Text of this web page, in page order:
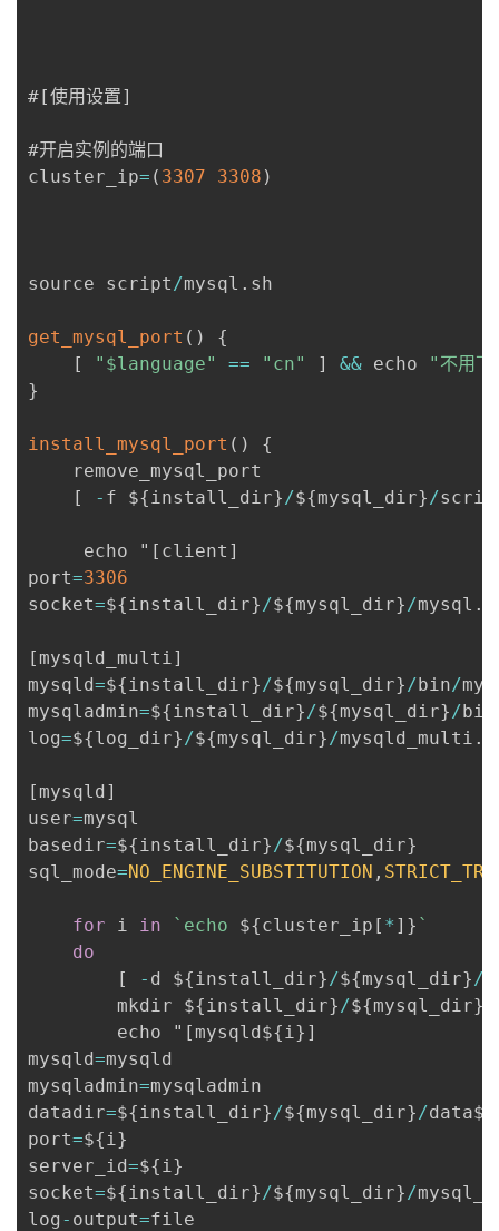
#[使用设置]
#开启实例的端口
cluster_ip= ( 3307 3308 )
source script/mysql . sh
get_mysql_port ( )
{
[
"$language" == "cn" ] && echo
"不用
}
install_mysql_port ( )
{
[
- f ${install_dir}/${mysql_dir}/
     echo "
[ client ]
port=3306
socket=${install_dir}/${mysql_dir}/mysql .
[ mysqld_multi]
mysqld=${install_dir}/${mysql_dir}/bin/
mysqladmin=${install_dir}/${mysql_dir}/bin
log=${log_dir}/${mysql_dir}/mysqld_multi .
[ mysqld ]
user=mysql
basedir=${install_dir}/${mysql_dir}
sql_mode=NO_ENGINE_SUBSTITUTION ,
for i in ` echo ${cluster_ip [ * ] } `
do
[
- d ${install_dir}/${mysql_dir}/
        mkdir $
{install_dir}/${mysql_dir}
        echo "
[ mysqld${i} ]
mysqld=mysqld
mysqladmin=mysqladmin
datadir=${install_dir}/${mysql_dir}/data$
port=${i}
server_id=${i}
socket=${install_dir}/${mysql_dir}/mysql_$
log - output=file